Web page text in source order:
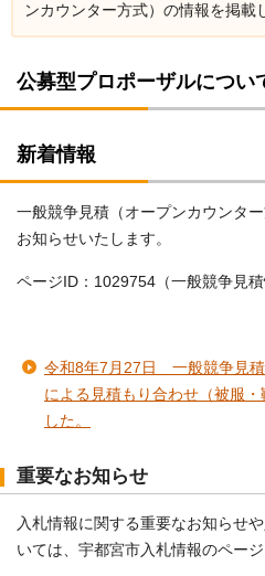
ンカウンター方式）の情報を掲載
公募型プロポーザルについ
新着情報
一般競争見積（オープンカウンタ
お知らせいたします。
ページID：1029754（一般競争見積
令和8年7月27日 一般競争見積
による見積もり合わせ（被服
した。
重要なお知らせ
入札情報に関する重要なお知らせ
いては、宇都宮市入札情報のページ